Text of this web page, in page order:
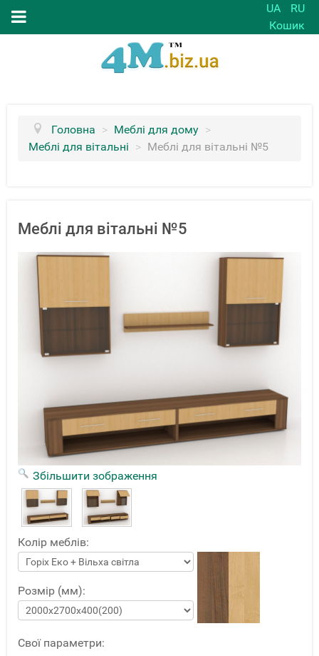
UA
RU
Кошик
Головна > Меблі для дому >
Меблі для вітальні > Меблі для вітальні №5
Меблі для вітальні №5
Збільшити зображення
Колір меблів:
Розмір (мм):
Свої параметри: